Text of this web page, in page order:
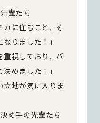
輩たち
カに住むこと、そ
りました！」
重視しており、バ
めました！」
立地が気に入りま
め手の先輩たち